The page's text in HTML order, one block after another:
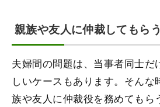
親族や友人に仲裁してもらう
夫婦間の問題は、当事者同士だ
しいケースもあります。そんな
族や友人に仲裁役を務めてもら